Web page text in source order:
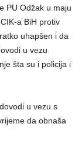
PU Odžak u maju
a BiH protiv
uhapšen i da
u vezu
šta su i policija i
u vezu s
da obnaša